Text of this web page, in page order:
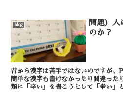
blog
問題）人
のか？
昔から漢字は苦手ではないのですが、
簡単な漢字も書けなかったり間違ったりが
類に「辛い」を書こうとして「幸い」